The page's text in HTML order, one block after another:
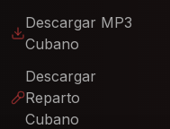
Descargar MP3
Cubano
Descargar
Reparto
Cubano